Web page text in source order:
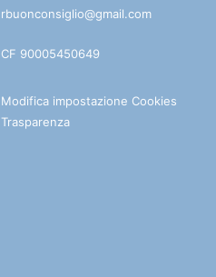
rbuonconsiglio@gmail.com
CF 90005450649
Modifica impostazione Cookies
Trasparenza